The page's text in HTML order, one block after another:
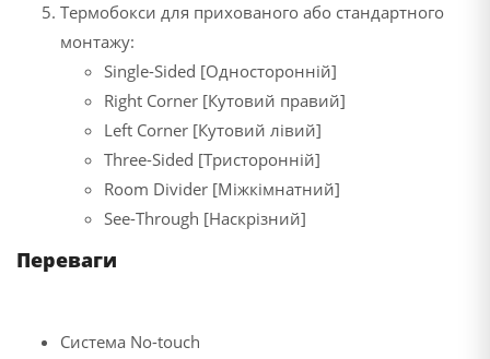
Термобокси для прихованого або стандартного
монтажу:
Single-Sided [Односторонній]
Right Corner [Кутовий правий]
Left Corner [Кутовий лівий]
Three-Sided [Тристоронній]
Room Divider [Міжкімнатний]
See-Through [Наскрізний]
Переваги
Cистема No-touch